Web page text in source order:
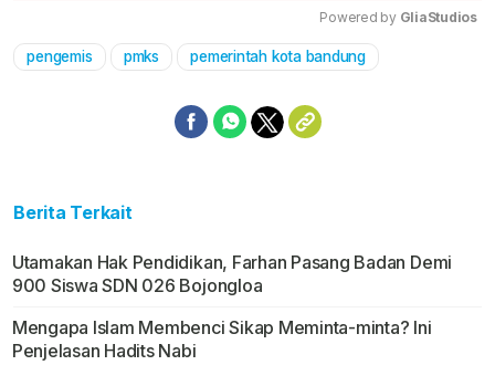
Powered by GliaStudios
pengemis pmks pemerintah kota bandung
Berita Terkait
Utamakan Hak Pendidikan, Farhan Pasang Badan Demi
900 Siswa SDN 026 Bojongloa
Mengapa Islam Membenci Sikap Meminta-minta? Ini
Penjelasan Hadits Nabi